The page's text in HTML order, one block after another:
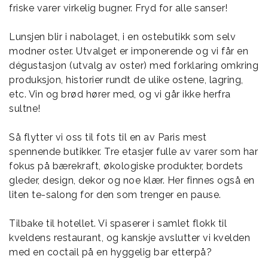
friske varer virkelig bugner. Fryd for alle sanser!
Lunsjen blir i nabolaget, i en ostebutikk som selv
modner oster. Utvalget er imponerende og vi får en
dégustasjon (utvalg av oster) med forklaring omkring
produksjon, historier rundt de ulike ostene, lagring,
etc. Vin og brød hører med, og vi går ikke herfra
sultne!
Så flytter vi oss til fots til en av Paris mest
spennende butikker. Tre etasjer fulle av varer som har
fokus på bærekraft, økologiske produkter, bordets
gleder, design, dekor og noe klær. Her finnes også en
liten te-salong for den som trenger en pause.
Tilbake til hotellet. Vi spaserer i samlet flokk til
kveldens restaurant, og kanskje avslutter vi kvelden
med en coctail på en hyggelig bar etterpå?